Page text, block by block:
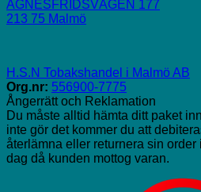
AGNESFRIDSVÄGEN 177
213 75 Malmö
H.S.N Tobakshandel i Malmö AB
Org.nr: 556900-7775
Ångerrätt och Reklamation
Du måste alltid hämta ditt paket
inte gör det kommer du att
återlämna eller returnera sin order
dag då kunden mottog varan.